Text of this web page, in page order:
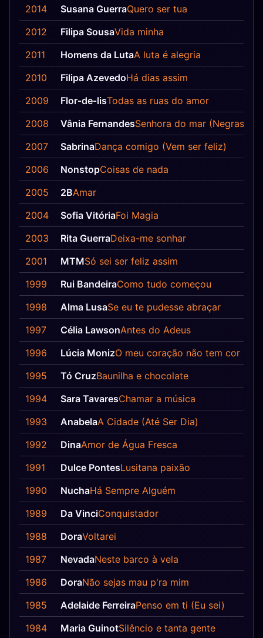
2014 Susana GuerraQuero ser tua
2012
Filipa SousaVida minha
2011
Homens da LutaA luta é alegria
2010
Filipa AzevedoHá dias assim
2009
Flor‐de‐lisTodas as ruas do amor
2008
Vânia FernandesSenhora do mar (Negras
2007
SabrinaDança comigo (Vem ser feliz)
2006
NonstopCoisas de nada
2005
2BAmar
2004
Sofia VitóriaFoi Magia
2003
Rita GuerraDeixa-me sonhar
2001
MTMSó sei ser feliz assim
1999
Rui BandeiraComo tudo começou
1998
Alma LusaSe eu te pudesse abraçar
1997
Célia LawsonAntes do Adeus
1996
Lúcia MonizO meu coração não tem cor
1995
Tó CruzBaunilha e chocolate
1994
Sara TavaresChamar a música
1993
AnabelaA Cidade (Até Ser Dia)
1992
DinaAmor de Água Fresca
1991
Dulce PontesLusitana paixão
1990
NuchaHá Sempre Alguém
1989
Da VinciConquistador
1988
DoraVoltarei
1987
NevadaNeste barco à vela
1986
DoraNão sejas mau p'ra mim
1985
Adelaide FerreiraPenso em ti (Eu sei)
1984
Maria GuinotSilêncio e tanta gente